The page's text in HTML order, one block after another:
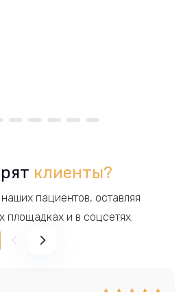
клиенты?
пациентов, оставляя
площадках и в соцсетях.